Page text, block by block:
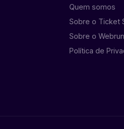
Quem somos
Sobre o Ticket
Sobre o Webrun
Política de